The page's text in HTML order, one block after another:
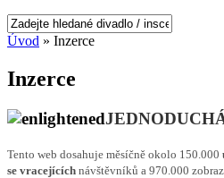
Úvod » Inzerce
Inzerce
Tento web dosahuje měsíčně okolo 150.000
se vracejících návštěvníků a 970.000